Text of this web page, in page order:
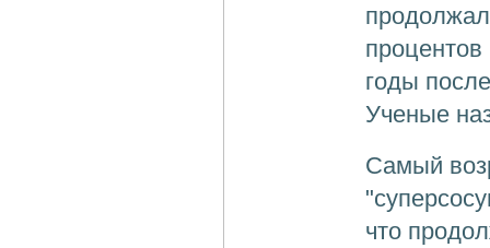
годы
Ученые
Самый
что